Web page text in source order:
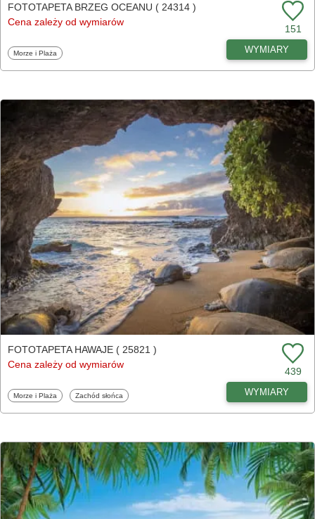
FOTOTAPETA BRZEG OCEANU ( 24314 )
Cena zależy od wymiarów
151
Fototapety
Morze i Plaża WYMIARY
FOTOTAPETA HAWAJE ( 25821 )
Cena zależy od wymiarów
439
Fototapety
Morze i Plaża Fototapety
Zachód słońca WYMIARY